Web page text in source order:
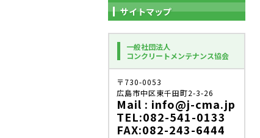
サイトマップ
一般社団法人
コンクリートメンテナンス協会
〒730-0053
広島市中区東千田町2-3-26
Mail : info@j-cma.jp
TEL:082-541-0133
FAX:082-243-6444